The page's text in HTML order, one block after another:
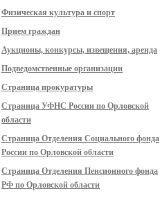
Физическая культура и спорт
Прием граждан
Аукционы, конкурсы, извещения, аренда
Подведомственные организации
Страница прокуратуры
Страница УФНС России по Орловской
области
Страница Отделения Социального фонда
России по Орловской области
Страница Отделения Пенсионного фонда
РФ по Орловской области